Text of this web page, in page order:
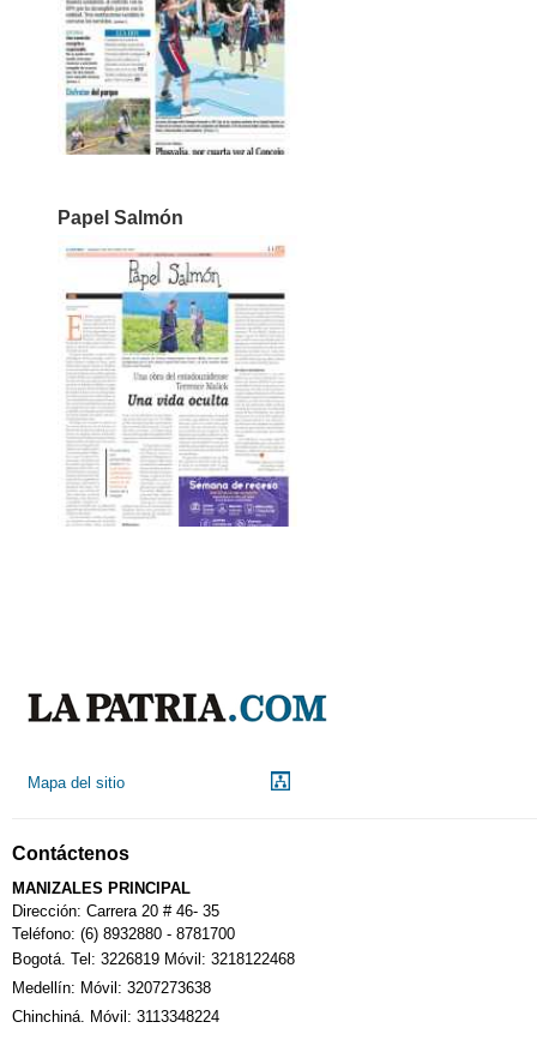
Papel Salmón
Mapa del sitio
Contáctenos
MANIZALES PRINCIPAL
Dirección: Carrera 20 # 46- 35
Teléfono: (6) 8932880 - 8781700
Bogotá. Tel: 3226819 Móvil: 3218122468
Medellín: Móvil: 3207273638
Chinchiná. Móvil: 3113348224